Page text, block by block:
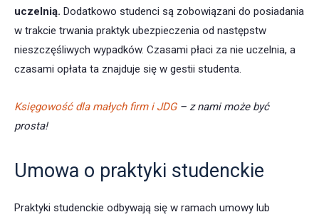
uczelnią. Dodatkowo studenci są zobowiązani do posiadania
w trakcie trwania praktyk ubezpieczenia od następstw
nieszczęśliwych wypadków. Czasami płaci za nie uczelnia, a
czasami opłata ta znajduje się w gestii studenta.
Księgowość dla małych firm i JDG– z nami może być
prosta!
Umowa o praktyki studenckie
Praktyki studenckie odbywają się w ramach umowy lub